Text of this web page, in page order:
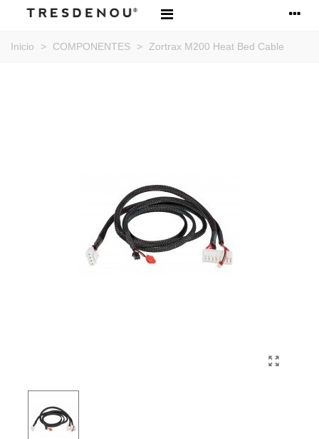
Inicio > COMPONENTES > Zortrax M200 Heat Bed Cable